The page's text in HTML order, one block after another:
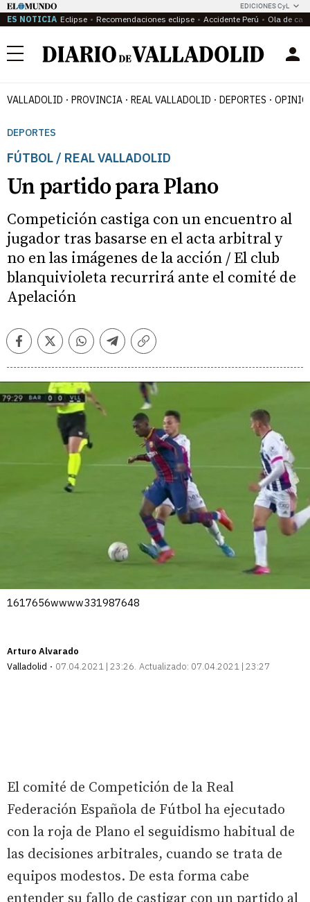
EDICIONES CyL
ES NOTICIA Eclipse Recomendaciones eclipse Accidente Perú Ola de
Menú
VALLADOLID PROVINCIA REAL VALLADOLID DEPORTES
DEPORTES
FÚTBOL / REAL VALLADOLID
Un partido para Plano
Competición castiga con un encuentro al
jugador tras basarse en el acta arbitral y
no en las imágenes de la acción / El club
blanquivioleta recurrirá ante el comité de
Apelación
FacebookTwitterWhatsappTelegramCopiar
1617656wwww331987648
Arturo Alvarado
Valladolid
07.04.2021 | 23:26 Actualizado: 07.04.2021 | 23:27
El comité de Competición de la Real
Federación Española de Fútbol ha ejecutado
con la roja de Plano el seguidismo habitual de
las decisiones arbitrales, cuando se trata de
equipos modestos. De esta forma cabe